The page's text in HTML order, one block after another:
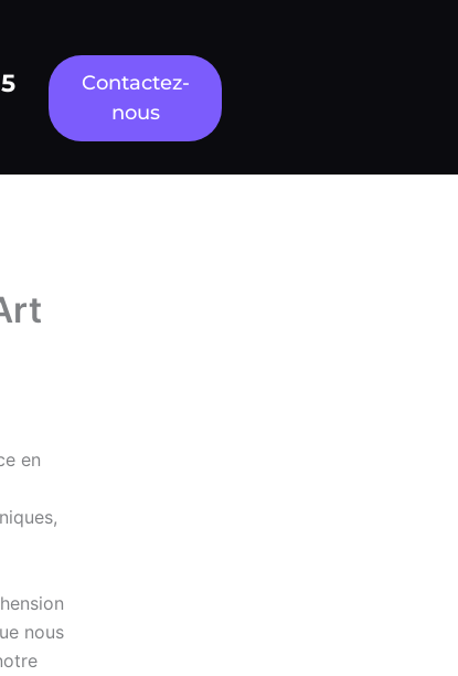
Contactez-
nous
en
nous